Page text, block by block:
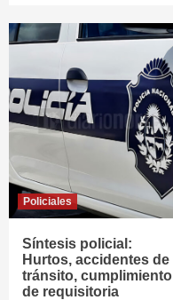
Policiales
Síntesis policial:
Hurtos, accidentes de
tránsito, cumplimiento
de requisitoria